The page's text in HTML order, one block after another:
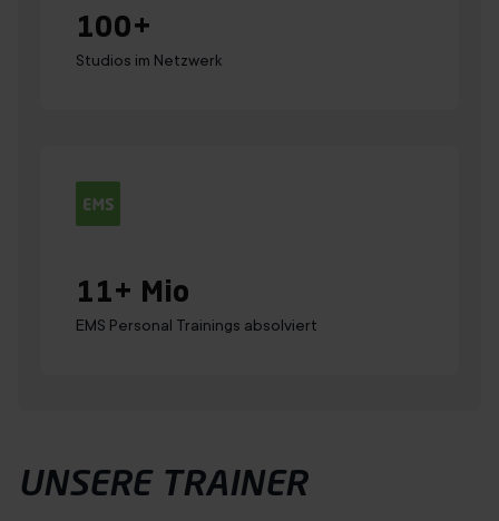
100+
Studios im Netzwerk
11+ Mio
EMS Personal Trainings absolviert
UNSERE TRAINER